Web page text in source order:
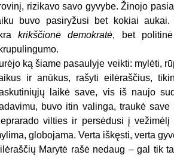
rizikavo savo gyvybe. Žinojo
buvo pasiryžusi bet kokiai
krikščionė demokratė, bet
ką šiame pasaulyje veikti: mylėti,
ir anūkus, rašyti eilėraščius,
laikė save, vis iš naujo
buvo itin valinga, traukė
vilties ir persėdusi į
globojama. Verta iškęsti, verta
Marytė rašė nedaug – gal tik